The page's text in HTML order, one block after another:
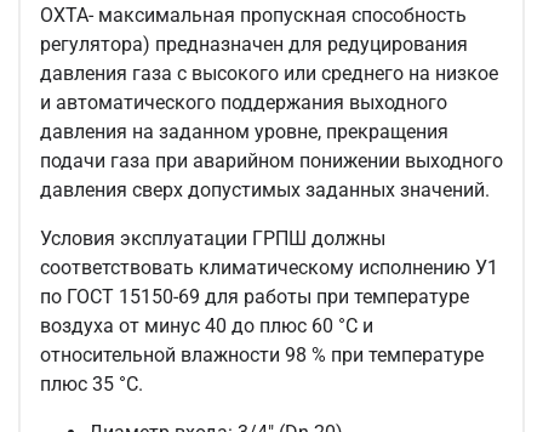
ОХТА- максимальная пропускная способность
регулятора) предназначен для редуцирования
давления газа с высокого или среднего на низкое
и автоматического поддержания выходного
давления на заданном уровне, прекращения
подачи газа при аварийном понижении выходного
давления сверх допустимых заданных значений.
Условия эксплуатации ГРПШ должны
соответствовать климатическому исполнению У1
по ГОСТ 15150-69 для работы при температуре
воздуха от минус 40 до плюс 60 °С и
относительной влажности 98 % при температуре
плюс 35 °С.